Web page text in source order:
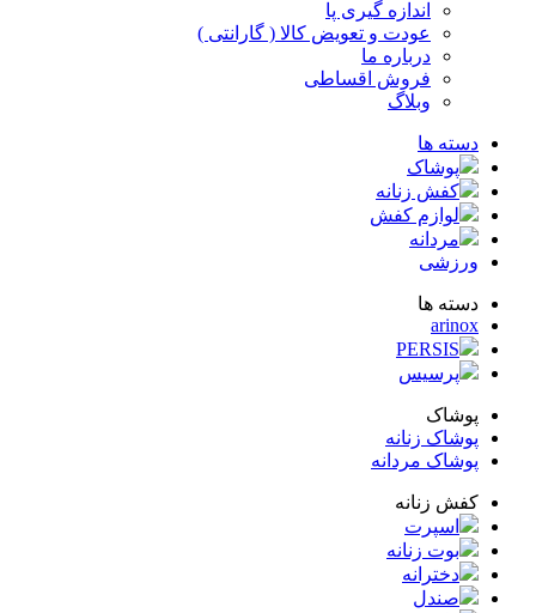
اندازه گیری پا
عودت و تعویض کالا ( گارانتی )
درباره ما
فروش اقساطی
ها
پوشاک
کفش زنانه
لوازم کفش
مردانه
ها
PERSIS
پرسیس
زنانه
مردانه
زنانه
اسپرت
بوت زنانه
دخترانه
صندل